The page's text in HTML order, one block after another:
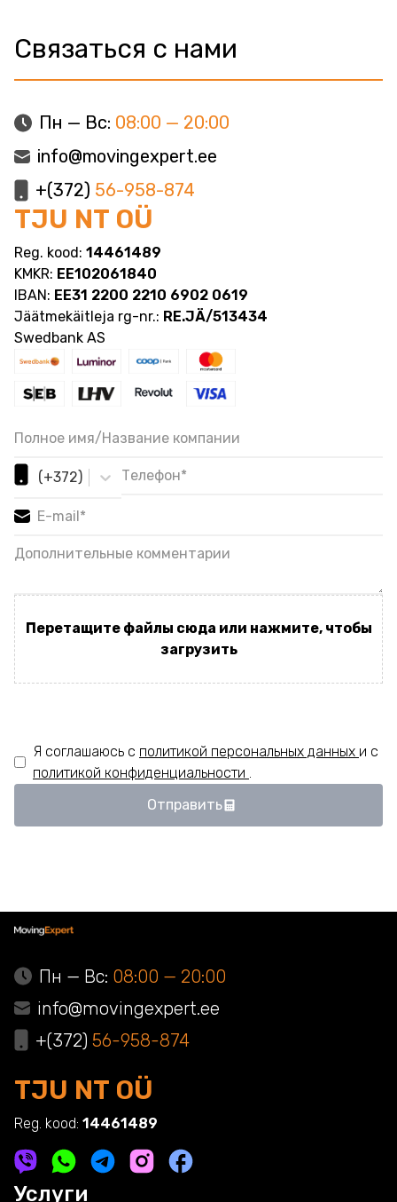
Связаться с нами
Пн — Вс: 08:00 — 20:00
info@movingexpert.ee
+(372) 56-958-874
TJU NT OÜ
Reg. kood: 14461489
KMKR: EE102061840
IBAN: EE31 2200 2210 6902 0619
Jäätmekäitleja rg-nr.: RE.JÄ/513434
Swedbank AS
(+372)
Перетащите файлы сюда или нажмите, чтобы
загрузить
Отправить
Я соглашаюсь с политикой персональных данных и с
политикой конфиденциальности
Пн — Вс: 08:00 — 20:00
info@movingexpert.ee
+(372) 56-958-874
TJU NT OÜ
Reg. kood: 14461489
Услуги